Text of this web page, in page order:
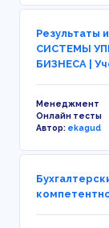
СИСТЕМЫ
БИЗНЕСА |
Менеджмент
Онлайн тесты
Автор: ekagud